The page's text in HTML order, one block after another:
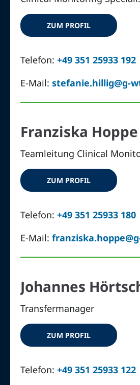
ZUM PROFIL
Telefon:+49 351 25933 192
E-Mail:stefanie.hillig@g-
Franziska Hoppe
Teamleitung Clinical
ZUM PROFIL
Telefon:+49 351 25933 180
E-Mail:
Johannes
Transfermanager
ZUM PROFIL
Telefon:+49 351 25933 122